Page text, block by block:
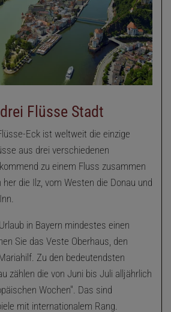
Flüsse Stadt
Eck ist weltweit die einzige
aus drei verschiedenen
zu einem Fluss zusammen
die Ilz, vom Westen die Donau und
in Bayern mindestes einen
Sie das Veste Oberhaus, den
Zu den bedeutendsten
zählen die von Juni bis Juli alljährlich
Wochen". Das sind
mit internationalem Rang.